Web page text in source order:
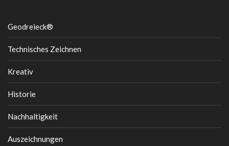
Geodreieck®
Technisches Zeichnen
Kreativ
Historie
Nachhaltigkeit
Auszeichnungen